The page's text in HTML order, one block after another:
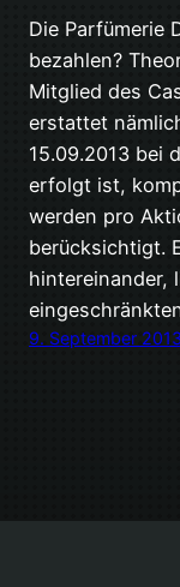
Die Parfümerie
bezahlen?
Mitglied des
erstattet
15.09.2013 bei
erfolgt ist,
werden pro
berücksichtigt.
hintereinander,
9. September 2013